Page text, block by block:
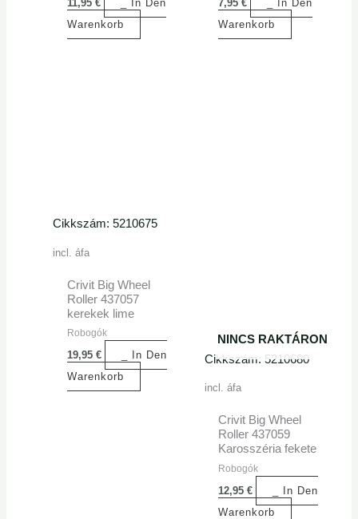
11,95 €
_ In Den
Warenkorb
7,95€
_ In Den
Warenkorb
Cikkszám: 5210675
incl. áfa
Crivit Big Wheel
Roller 437057
kerekek lime
Robogók
19,95 €
_ In Den
Warenkorb
NINCS RAKTÁRON
Cikkszám: 5210680
incl. áfa
Crivit Big Wheel
Roller 437059
Karosszéria fekete
Robogók
12,95€
_ In Den
Warenkorb